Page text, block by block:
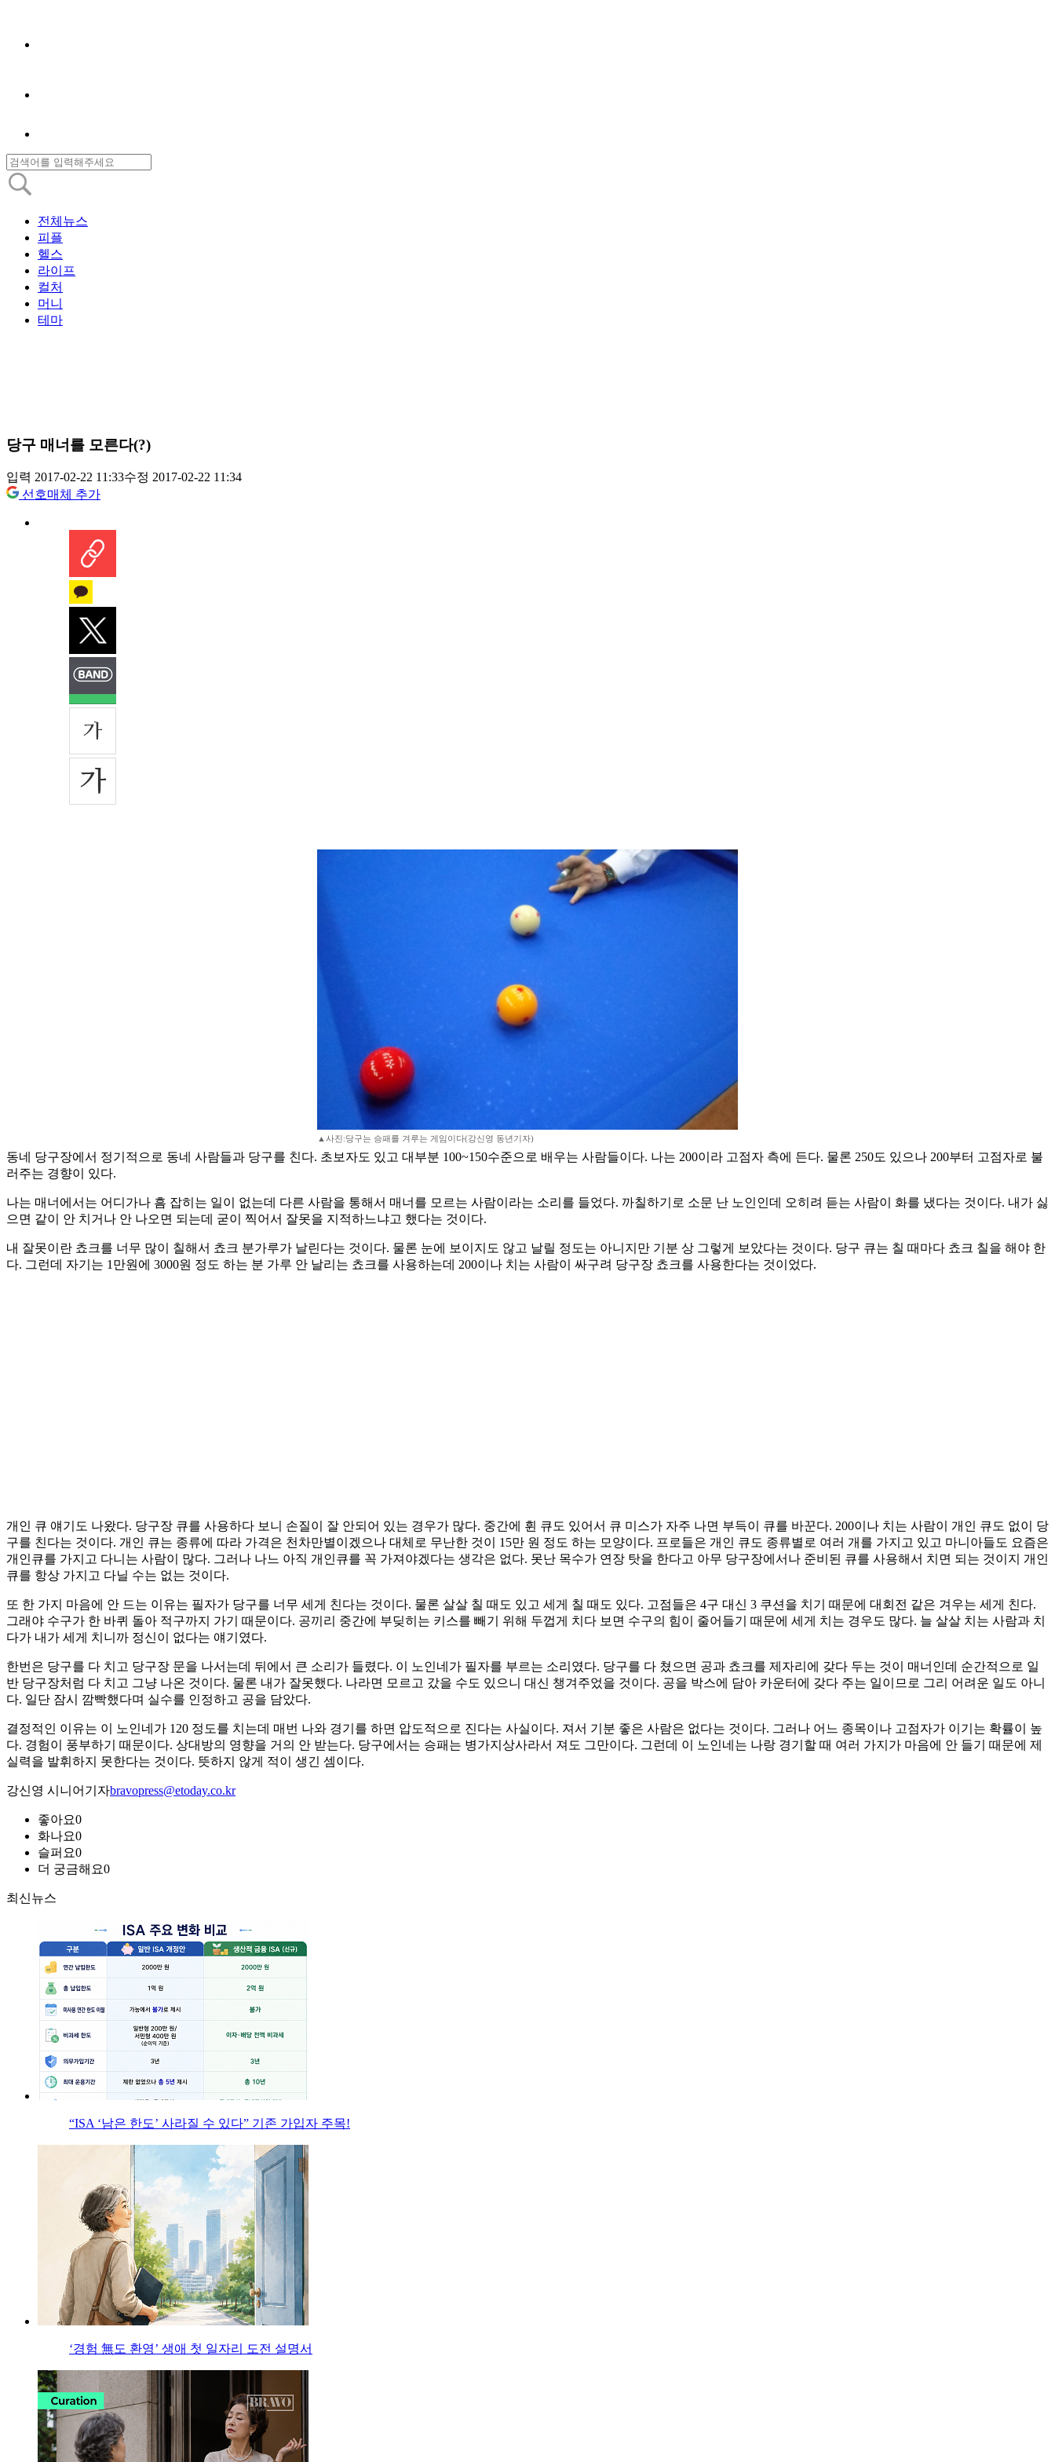
전체뉴스
피플
헬스
라이프
컬처
머니
테마
당구 매너를 모른다(?)
입력 2017-02-22 11:33수정 2017-02-22 11:34
선호매체 추가
▲사진:당구는 승패를 겨루는 게임이다(강신영 동년기자)
동네 당구장에서 정기적으로 동네 사람들과 당구를 친다. 초보자도 있고 대부분 100~150수준으로 배우는 사람들이다. 나는 200이라 고점자 측에 든다. 물론 250도 있으나 200부터 고점자로 불
러주는 경향이 있다.
나는 매너에서는 어디가나 흠 잡히는 일이 없는데 다른 사람을 통해서 매너를 모르는 사람이라는 소리를 들었다. 까칠하기로 소문 난 노인인데 오히려 듣는 사람이 화를 냈다는 것이다. 내가 싫
으면 같이 안 치거나 안 나오면 되는데 굳이 찍어서 잘못을 지적하느냐고 했다는 것이다.
내 잘못이란 쵸크를 너무 많이 칠해서 쵸크 분가루가 날린다는 것이다. 물론 눈에 보이지도 않고 날릴 정도는 아니지만 기분 상 그렇게 보았다는 것이다. 당구 큐는 칠 때마다 쵸크 칠을 해야 한
다. 그런데 자기는 1만원에 3000원 정도 하는 분 가루 안 날리는 쵸크를 사용하는데 200이나 치는 사람이 싸구려 당구장 쵸크를 사용한다는 것이었다.
개인 큐 얘기도 나왔다. 당구장 큐를 사용하다 보니 손질이 잘 안되어 있는 경우가 많다. 중간에 휜 큐도 있어서 큐 미스가 자주 나면 부득이 큐를 바꾼다. 200이나 치는 사람이 개인 큐도 없이 당
구를 친다는 것이다. 개인 큐는 종류에 따라 가격은 천차만별이겠으나 대체로 무난한 것이 15만 원 정도 하는 모양이다. 프로들은 개인 큐도 종류별로 여러 개를 가지고 있고 마니아들도 요즘은
개인큐를 가지고 다니는 사람이 많다. 그러나 나느 아직 개인큐를 꼭 가져야겠다는 생각은 없다. 못난 목수가 연장 탓을 한다고 아무 당구장에서나 준비된 큐를 사용해서 치면 되는 것이지 개인
큐를 항상 가지고 다닐 수는 없는 것이다.
또 한 가지 마음에 안 드는 이유는 필자가 당구를 너무 세게 친다는 것이다. 물론 살살 칠 때도 있고 세게 칠 때도 있다. 고점들은 4구 대신 3 쿠션을 치기 때문에 대회전 같은 겨우는 세게 친다.
그래야 수구가 한 바퀴 돌아 적구까지 가기 때문이다. 공끼리 중간에 부딪히는 키스를 빼기 위해 두껍게 치다 보면 수구의 힘이 줄어들기 때문에 세게 치는 경우도 많다. 늘 살살 치는 사람과 치
다가 내가 세게 치니까 정신이 없다는 얘기였다.
한번은 당구를 다 치고 당구장 문을 나서는데 뒤에서 큰 소리가 들렸다. 이 노인네가 필자를 부르는 소리였다. 당구를 다 쳤으면 공과 쵸크를 제자리에 갖다 두는 것이 매너인데 순간적으로 일
반 당구장처럼 다 치고 그냥 나온 것이다. 물론 내가 잘못했다. 나라면 모르고 갔을 수도 있으니 대신 챙겨주었을 것이다. 공을 박스에 담아 카운터에 갖다 주는 일이므로 그리 어려운 일도 아니
다. 일단 잠시 깜빡했다며 실수를 인정하고 공을 담았다.
결정적인 이유는 이 노인네가 120 정도를 치는데 매번 나와 경기를 하면 압도적으로 진다는 사실이다. 져서 기분 좋은 사람은 없다는 것이다. 그러나 어느 종목이나 고점자가 이기는 확률이 높
다. 경험이 풍부하기 때문이다. 상대방의 영향을 거의 안 받는다. 당구에서는 승패는 병가지상사라서 져도 그만이다. 그런데 이 노인네는 나랑 경기할 때 여러 가지가 마음에 안 들기 때문에 제
실력을 발휘하지 못한다는 것이다. 뜻하지 않게 적이 생긴 셈이다.
강신영 시니어기자bravopress@etoday.co.kr
좋아요0
화나요0
슬퍼요0
더 궁금해요0
최신뉴스
“ISA ‘남은 한도’ 사라질 수 있다” 기존 가입자 주목!
‘경험 無도 환영’ 생애 첫 일자리 도전 설명서